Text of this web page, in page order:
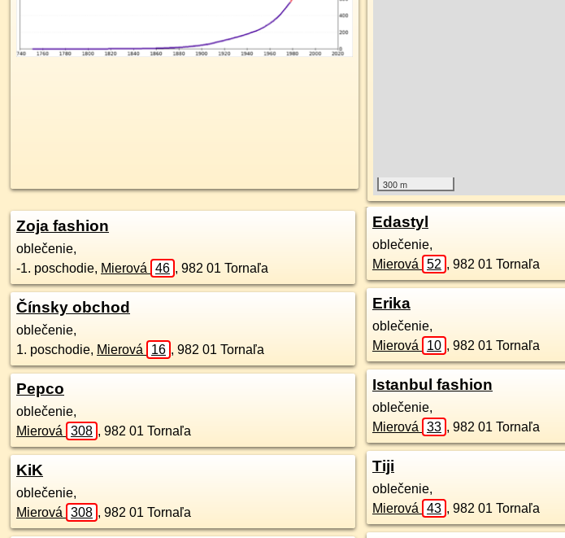
300 m
Zoja fashion
oblečenie,
-1. poschodie, Mierová 46 , 982 01 Tornaľa
Čínsky obchod
oblečenie,
1. poschodie, Mierová 16 , 982 01 Tornaľa
Pepco
oblečenie,
Mierová
308 , 982 01 Tornaľa
KiK
oblečenie,
Mierová
308 , 982 01 Tornaľa
Edastyl
oblečenie,
Mierová
52 , 982 01 Tornaľa
Erika
oblečenie,
Mierová
10 , 982 01 Tornaľa
Istanbul fashion
oblečenie,
Mierová
33 , 982 01 Tornaľa
Tiji
oblečenie,
Mierová
43 , 982 01 Tornaľa